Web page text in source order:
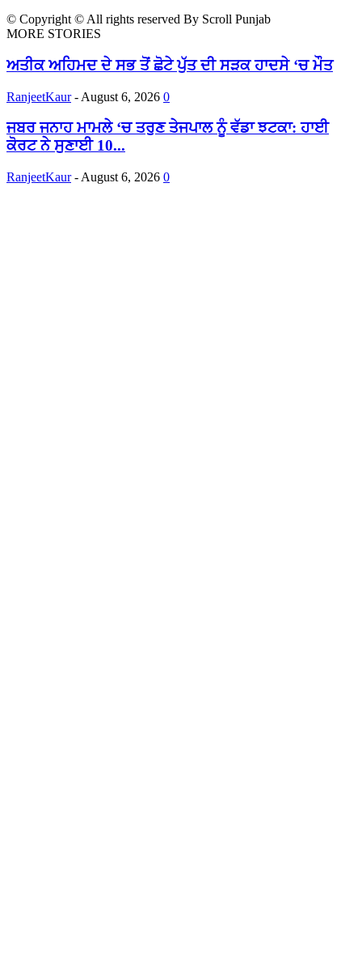
© Copyright © All rights reserved By Scroll Punjab
MORE STORIES
ਅਤੀਕ ਅਹਿਮਦ ਦੇ ਸਭ ਤੋਂ ਛੋਟੇ ਪੁੱਤ ਦੀ ਸੜਕ ਹਾਦਸੇ ‘ਚ ਮੌਤ
RanjeetKaur - August 6, 2026 0
ਜਬਰ ਜਨਾਹ ਮਾਮਲੇ ‘ਚ ਤਰੁਣ ਤੇਜਪਾਲ ਨੂੰ ਵੱਡਾ ਝਟਕਾ: ਹਾਈ
ਕੋਰਟ ਨੇ ਸੁਣਾਈ 10...
RanjeetKaur - August 6, 2026 0